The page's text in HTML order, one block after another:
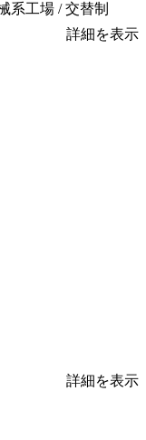
系工場 / 交替制
詳細を表示
詳細を表示